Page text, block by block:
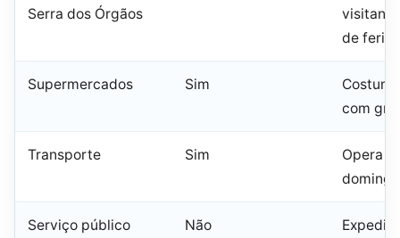
Serra dos Órgãos
de
Supermercados Sim
com
Transporte Sim
Opera
Serviço público
Não